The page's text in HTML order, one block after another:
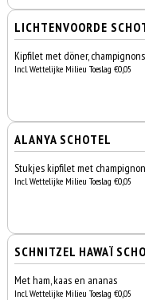
LICHTENVOORDE
Kipfilet met döner,
Incl. Wettelijke Milieu Toeslag €0,05
ALANYA SCHOTEL
Stukjes kipfilet met
Incl. Wettelijke Milieu Toeslag €0,05
SCHNITZEL HAWAÏ
Met ham, kaas en ananas
Incl. Wettelijke Milieu Toeslag €0,05